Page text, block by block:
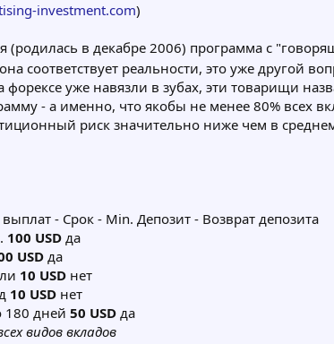
investment.com)
(родилась в декабре 2006) программа с
соответствует реальности, это уже другой
уже навязли в зубах, эти товарищи
- а именно, что якобы не менее 80% всех
риск значительно ниже чем в
- Срок - Min. Депозит - Возврат депозита
100 USD да
USD да
10 USD нет
10 USD нет
180 дней 50 USD да
видов вкладов